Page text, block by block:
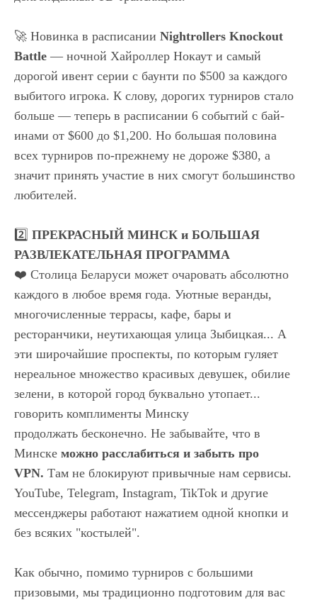
🚀 Новинка в расписании Nightrollers Knockout
Battle — ночной Хайроллер Нокаут и самый
дорогой ивент серии с баунти по $500 за каждого
выбитого игрока. К слову, дорогих турниров стало
больше — теперь в расписании 6 событий с бай-
инами от $600 до $1,200. Но большая половина
всех турниров по-прежнему не дороже $380, а
значит принять участие в них смогут большинство
любителей.
2️⃣ ПРЕКРАСНЫЙ МИНСК и БОЛЬШАЯ
РАЗВЛЕКАТЕЛЬНАЯ ПРОГРАММА
❤️ Столица Беларуси может очаровать абсолютно
каждого в любое время года. Уютные веранды,
многочисленные террасы, кафе, бары и
ресторанчики, неутихающая улица Зыбицкая... А
эти широчайшие проспекты, по которым гуляет
нереальное множество красивых девушек, обилие
зелени, в которой город буквально утопает...
говорить комплименты Минску
продолжать бесконечно. Не забывайте, что в
Минске можно расслабиться и забыть про
VPN. Там не блокируют привычные нам сервисы.
YouTube, Telegram, Instagram, TikTok и другие
мессенджеры работают нажатием одной кнопки и
без всяких "костылей".
Как обычно, помимо турниров с большими
призовыми, мы традиционно подготовим для вас